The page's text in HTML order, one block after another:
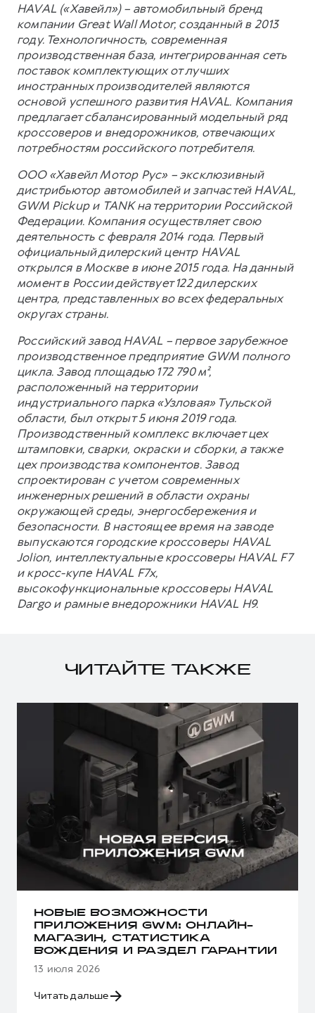
HAVAL («Хавейл») – автомобильный бренд
компании Great Wall Motor, созданный в 2013
году. Технологичность, современная
производственная база, интегрированная сеть
поставок комплектующих от лучших
иностранных производителей являются
основой успешного развития HAVAL. Компания
предлагает сбалансированный модельный ряд
кроссоверов и внедорожников, отвечающих
потребностям российского потребителя.
ООО «Хавейл Мотор Рус» – эксклюзивный
дистрибьютор автомобилей и запчастей HAVAL,
GWM Pickup и TANK на территории Российской
Федерации. Компания осуществляет свою
деятельность с февраля 2014 года. Первый
официальный дилерский центр HAVAL
открылся в Москве в июне 2015 года. На данный
момент в России действует 122 дилерских
центра, представленных во всех федеральных
округах страны.
Российский завод HAVAL – первое зарубежное
производственное предприятие GWM полного
цикла. Завод площадью 172 790 м²,
расположенный на территории
индустриального парка «Узловая» Тульской
области, был открыт 5 июня 2019 года.
Производственный комплекс включает цех
штамповки, сварки, окраски и сборки, а также
цех производства компонентов. Завод
спроектирован с учетом современных
инженерных решений в области охраны
окружающей среды, энергосбережения и
безопасности. В настоящее время на заводе
выпускаются городские кроссоверы HAVAL
Jolion, интеллектуальные кроссоверы HAVAL F7
и кросс-купе HAVAL F7x,
высокофункциональные кроссоверы HAVAL
Dargo и рамные внедорожники HAVAL H9.
ЧИТАЙТЕ ТАКЖЕ
НОВЫЕ ВОЗМОЖНОСТИ
ПРИЛОЖЕНИЯ GWM: ОНЛАЙН-
МАГАЗИН, СТАТИСТИКА
ВОЖДЕНИЯ И РАЗДЕЛ ГАРАНТИИ
13 июля 2026
Читать дальше